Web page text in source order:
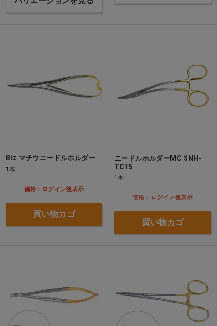
Biz マチウニードルホルダー
1本
価格：ログイン後表示
買い物カゴ
ニードルホルダーMC SNH-
TC15
1本
価格：ログイン後表示
買い物カゴ